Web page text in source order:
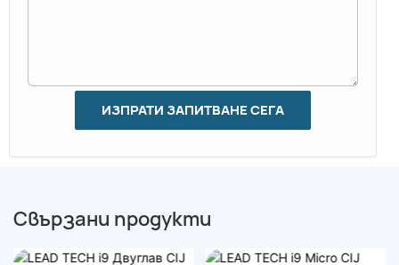
ИЗПРАТИ ЗАПИТВАНЕ СЕГА
Свързани продукти